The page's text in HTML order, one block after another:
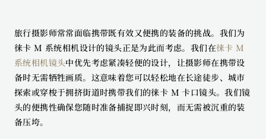
旅行摄影师常常面临携带既有效又便携的装备的挑战。我们为
徕卡 M 系统相机设计的镜头正是为此而考虑。我们在徕卡 M
系统相机镜头中优先考虑紧凑轻便的设计，让摄影师在携带设
备时无需牺牲画质。这意味着您可以轻松地在长途徒步、城市
探索或穿梭于拥挤街道时携带我们的徕卡 M 卡口镜头。我们镜
头的便携性确保您随时准备捕捉即兴时刻，而无需被沉重的装
备压垮。